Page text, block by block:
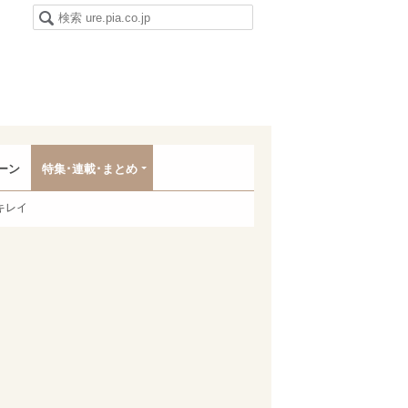
ン 特集･連載･まとめ
レイ